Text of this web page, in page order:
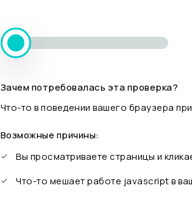
Зачем потребовалась эта проверка?
Что-то в поведении вашего браузера
Возможные причины:
Вы просматриваете страницы и
Что-то мешает работе javascript в